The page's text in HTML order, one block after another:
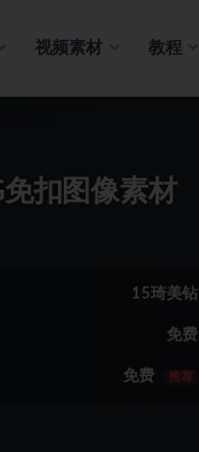
视频素材 教程
扣图像素材
15琦美钻
免费
免费 推荐